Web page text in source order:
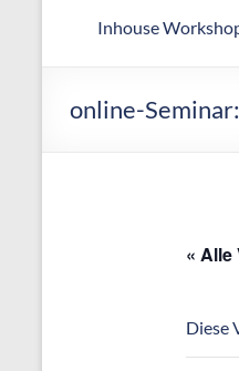
Inhouse
online-
« Alle
Diese